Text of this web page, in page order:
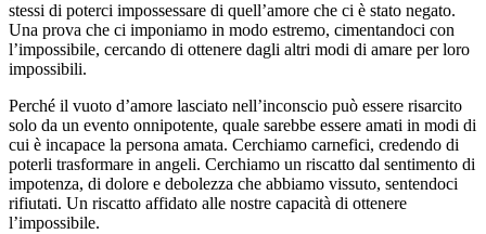
stessi di poterci impossessare di quell’amore che ci è stato negato.
Una prova che ci imponiamo in modo estremo, cimentandoci con
l’impossibile, cercando di ottenere dagli altri modi di amare per loro
impossibili.
Perché il vuoto d’amore lasciato nell’inconscio può essere risarcito
solo da un evento onnipotente, quale sarebbe essere amati in modi di
cui è incapace la persona amata. Cerchiamo carnefici, credendo di
poterli trasformare in angeli. Cerchiamo un riscatto dal sentimento di
impotenza, di dolore e debolezza che abbiamo vissuto, sentendoci
rifiutati. Un riscatto affidato alle nostre capacità di ottenere
l’impossibile.